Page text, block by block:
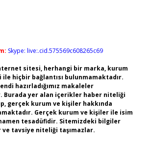
Skype: live:.cid.575569c608265c69
sitesi, herhangi bir marka, kurum
ile hiçbir bağlantısı bulunmamaktadır.
hazırladığımız makaleler
Burada yer alan içerikler haber niteliği
gerçek kurum ve kişiler hakkında
Gerçek kurum ve kişiler ile isim
tesadüfidir. Sitemizdeki bilgiler
tavsiye niteliği taşımazlar.